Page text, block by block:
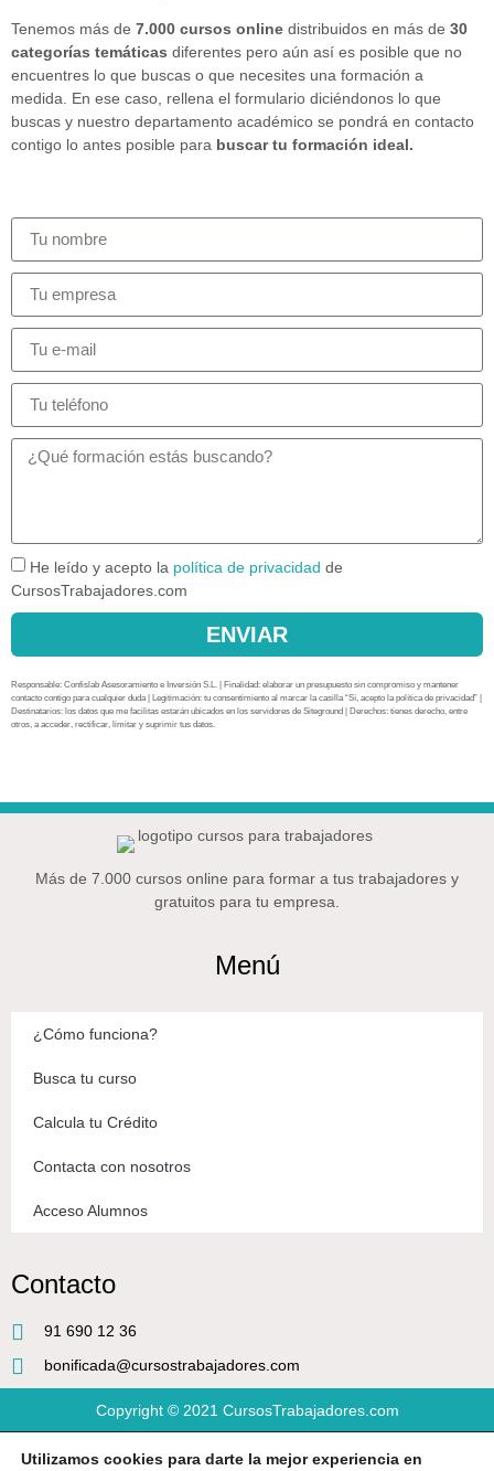
Tenemos más de 7.000 cursos online distribuidos en más de 30
categorías temáticas diferentes pero aún así es posible que no
encuentres lo que buscas o que necesites una formación a
medida. En ese caso, rellena el formulario diciéndonos lo que
buscas y nuestro departamento académico se pondrá en contacto
contigo lo antes posible para buscar tu formación ideal.
He leído y acepto la política de privacidad de
CursosTrabajadores.com
ENVIAR
Responsable: Confislab Asesoramiento e Inversión S.L. | Finalidad: elaborar un presupuesto sin compromiso y mantener
contacto contigo para cualquier duda | Legitimación: tu consentimiento al marcar la casilla “Sí, acepto la política de privacidad” |
Destinatarios: los datos que me facilitas estarán ubicados en los servidores de Siteground | Derechos: tienes derecho, entre
otros, a acceder, rectificar, limitar y suprimir tus datos.
Más de 7.000 cursos online para formar a tus trabajadores y
gratuitos para tu empresa.
Menú
¿Cómo funciona?
Busca tu curso
Calcula tu Crédito
Contacta con nosotros
Acceso Alumnos
Contacto
91 690 12 36
bonificada@cursostrabajadores.com
Copyright © 2021 CursosTrabajadores.com
Utilizamos cookies para darte la mejor experiencia en